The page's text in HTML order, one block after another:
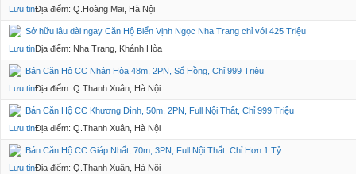
Lưu tinĐịa điểm: Q.Hoàng Mai, Hà Nội
Sở hữu lâu dài ngay Căn Hộ Biển Vịnh Ngọc Nha Trang chỉ với 425 Triệu
Lưu tinĐịa điểm: Nha Trang, Khánh Hòa
Bán Căn Hộ CC Nhân Hòa 48m, 2PN, Sổ Hồng, Chỉ 999 Triệu
Lưu tinĐịa điểm: Q.Thanh Xuân, Hà Nội
Bán Căn Hộ CC Khương Đình, 50m, 2PN, Full Nội Thất, Chỉ 999 Triệu
Lưu tinĐịa điểm: Q.Thanh Xuân, Hà Nội
Bán Căn Hộ CC Giáp Nhất, 70m, 3PN, Full Nội Thất, Chỉ Hơn 1 Tỷ
Lưu tinĐịa điểm: Q.Thanh Xuân, Hà Nội